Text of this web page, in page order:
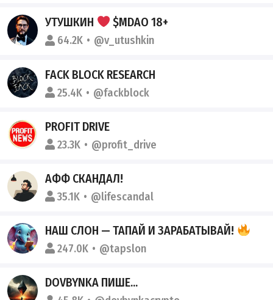
УТУШКИН $MDAO 18+
64.2K @v_utushkin
FACK BLOCK RESEARCH
25.4K @fackblock
PROFIT DRIVE
23.3K @profit_drive
АФФ СКАНДАЛ!
35.1K @lifescandal
НАШ СЛОН — ТАПАЙ И ЗАРАБАТЫВАЙ!
247.0K @tapslon
DOVBYNKA ПИШЕ...